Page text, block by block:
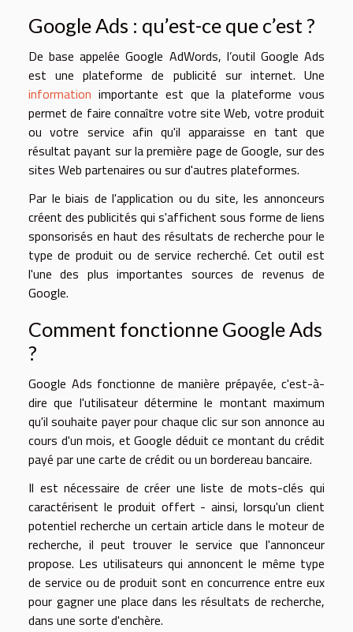
Google Ads : qu’est-ce que c’est ?
De base appelée Google AdWords, l’outil Google Ads
est une plateforme de publicité sur internet. Une
information importante est que la plateforme vous
permet de faire connaître votre site Web, votre produit
ou votre service afin qu'il apparaisse en tant que
résultat payant sur la première page de Google, sur des
sites Web partenaires ou sur d'autres plateformes.
Par le biais de l'application ou du site, les annonceurs
créent des publicités qui s'affichent sous forme de liens
sponsorisés en haut des résultats de recherche pour le
type de produit ou de service recherché. Cet outil est
l'une des plus importantes sources de revenus de
Google.
Comment fonctionne Google Ads
?
Google Ads fonctionne de manière prépayée, c'est-à-
dire que l'utilisateur détermine le montant maximum
qu'il souhaite payer pour chaque clic sur son annonce au
cours d'un mois, et Google déduit ce montant du crédit
payé par une carte de crédit ou un bordereau bancaire.
Il est nécessaire de créer une liste de mots-clés qui
caractérisent le produit offert - ainsi, lorsqu'un client
potentiel recherche un certain article dans le moteur de
recherche, il peut trouver le service que l'annonceur
propose. Les utilisateurs qui annoncent le même type
de service ou de produit sont en concurrence entre eux
pour gagner une place dans les résultats de recherche,
dans une sorte d'enchère.